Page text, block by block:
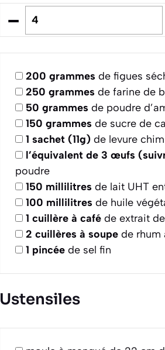
–
200 grammes de figues
250 grammes de farine de
50 grammes de poudre
150 grammes de sucre de
1 sachet (11g) de levure
l’équivalent de 3 œufs
poudre
150 millilitres de lait UHT
100 millilitres de huile
1 cuillère à café de extrait
2 cuillères à soupe de rhum
1 pincée de sel fin
Ustensiles